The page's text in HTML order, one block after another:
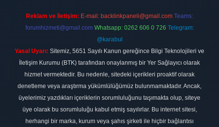
Reklam ve İletişim: E-mail: backlinkpaneli@gmail.com Teams:
forumhizmeti@gmail.com Whatsapp: 0262 606 0 726 Telegram:
@karabul
Yasal Uyarı: Sitemiz, 5651 Sayılı Kanun gereğince Bilgi Teknolojileri ve
İletişim Kurumu (BTK) tarafından onaylanmış bir Yer Sağlayıcı olarak
hizmet vermektedir. Bu nedenle, sitedeki içerikleri proaktif olarak
denetleme veya araştırma yükümlülüğümüz bulunmamaktadır. Ancak,
üyelerimiz yazdıkları içeriklerin sorumluluğunu taşımakta olup, siteye
üye olarak bu sorumluluğu kabul etmiş sayılırlar. Bu internet sitesi,
herhangi bir marka, kurum veya şahıs şirketi ile hiçbir bağlantısı